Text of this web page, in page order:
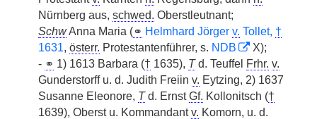
Nürnberg aus, schwed. Oberstleutnant;
SchwAnna Maria (⚭ Helmhard Jörger v. Tollet, †
1631, österr. Protestantenführer, s. NDB
X);
- ⚭ 1) 1613 Barbara († 1635), Td. Teuffel Frhr. v.
Gunderstorff u. d. Judith Freiin v. Eytzing, 2) 1637
Susanne Eleonore, Td. ErnstGf. Kollonitsch (†
1639), Oberst u. Kommandantv. Komorn, u. d.